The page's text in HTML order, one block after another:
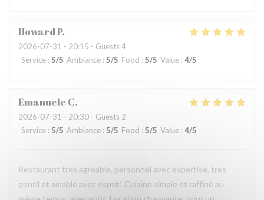
HowardP
2026-07-31 - 20:15 - Guests 4
Service : 5/5 Ambiance : 5/5 Food : 5/5 Value : 4/5
Emanuele C
2026-07-31 - 20:30 - Guests 2
Service :5/5 Ambiance : 5/5 Food : 5/5 Value : 4/5
Restaurant tres agreable, personnel avec expertise, tres
gentil et amable avec esprit! Cuisine simple et raffiné au